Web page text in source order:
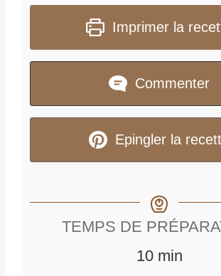
Imprimer la
Commenter
Epingler la
TEMPS DE
10mmin